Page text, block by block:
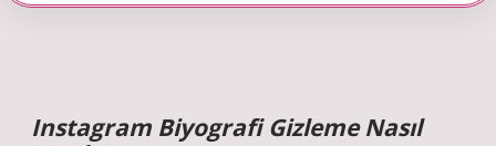
Instagram Biyografi Gizleme Nasıl